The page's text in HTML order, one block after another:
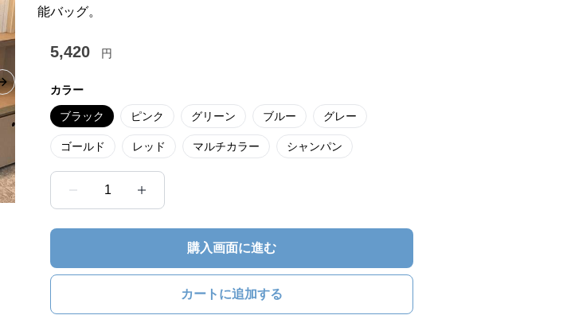
Next slide
能バッグ。
5,420 円
カラー
ブラック ピンク グリーン ブルー グレー
ゴールド レッド マルチカラー シャンパン
1
購入画面に進む
カートに追加する